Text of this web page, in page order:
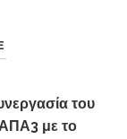
του
με το